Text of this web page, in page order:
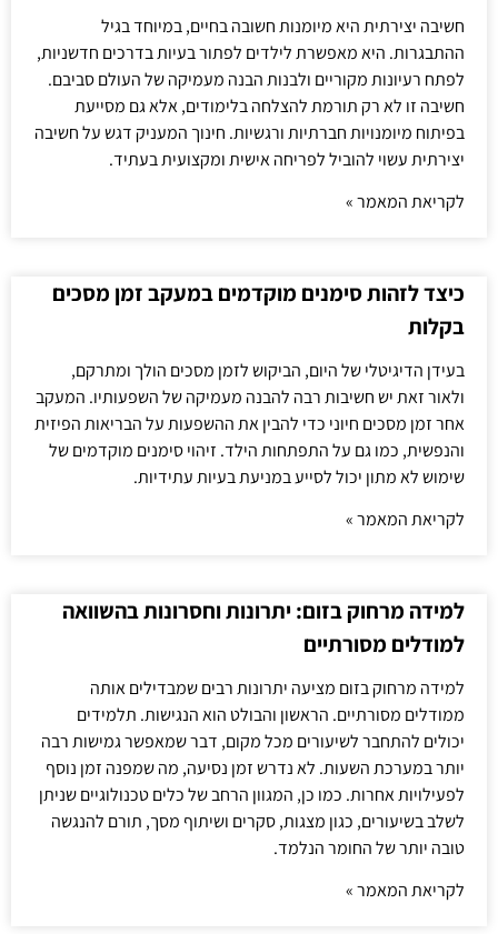
חשיבה יצירתית היא מיומנות חשובה בחיים, במיוחד בגיל
ההתבגרות. היא מאפשרת לילדים לפתור בעיות בדרכים חדשניות,
לפתח רעיונות מקוריים ולבנות הבנה מעמיקה של העולם סביבם.
חשיבה זו לא רק תורמת להצלחה בלימודים, אלא גם מסייעת
בפיתוח מיומנויות חברתיות ורגשיות. חינוך המעניק דגש על חשיבה
יצירתית עשוי להוביל לפריחה אישית ומקצועית בעתיד.
לקריאת המאמר »
כיצד לזהות סימנים מוקדמים במעקב זמן מסכים
בקלות
בעידן הדיגיטלי של היום, הביקוש לזמן מסכים הולך ומתרקם,
ולאור זאת יש חשיבות רבה להבנה מעמיקה של השפעותיו. המעקב
אחר זמן מסכים חיוני כדי להבין את ההשפעות על הבריאות הפיזית
והנפשית, כמו גם על התפתחות הילד. זיהוי סימנים מוקדמים של
שימוש לא מתון יכול לסייע במניעת בעיות עתידיות.
לקריאת המאמר »
למידה מרחוק בזום: יתרונות וחסרונות בהשוואה
למודלים מסורתיים
למידה מרחוק בזום מציעה יתרונות רבים שמבדילים אותה
ממודלים מסורתיים. הראשון והבולט הוא הנגישות. תלמידים
יכולים להתחבר לשיעורים מכל מקום, דבר שמאפשר גמישות רבה
יותר במערכת השעות. לא נדרש זמן נסיעה, מה שמפנה זמן נוסף
לפעילויות אחרות. כמו כן, המגוון הרחב של כלים טכנולוגיים שניתן
לשלב בשיעורים, כגון מצגות, סקרים ושיתוף מסך, תורם להנגשה
טובה יותר של החומר הנלמד.
לקריאת המאמר »